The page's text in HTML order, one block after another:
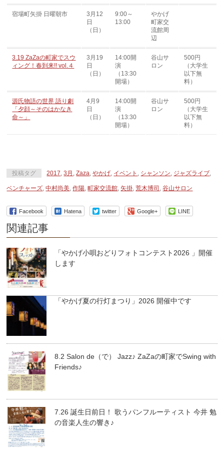
宿場町矢掛 日曜朝市
3月12
日
（日）
9:00～
13:00
やかげ
町家交
流館周
辺
3.19 ZaZaの町家でスウ
ィング！春到来!! vol.４
3月19
日
（日）
14:00開
演
（13:30
開場）
谷山サ
ロン
500円
（大学生
以下無
料）
源氏物語の世界 語り劇
「夕顔～そのはかなき
命～」
4月9
日
（日）
14:00開
演
（13:30
開場）
谷山サ
ロン
500円
（大学生
以下無
料）
投稿タグ 2017 ,3月 ,Zaza ,やかげ イベント シャンソン ジャズライブ
ベンチャーズ ,中村尚美 ,作陽 ,町家交流館 ,矢掛 ,荒木博司 ,谷山サロン
Facebook Hatena twitter Google+ LINE
関連記事
「やかげ小唄おどりフォトコンテスト2026 」開催
します
「やかげ夏の行灯まつり」2026 開催中です
8.2 Salon de（で） Jazz♪ ZaZaの町家でSwing with
Friends♪
7.26 誕生日前日！ 歌うパンフルーティスト 今井 勉
の音楽人生の響き♪